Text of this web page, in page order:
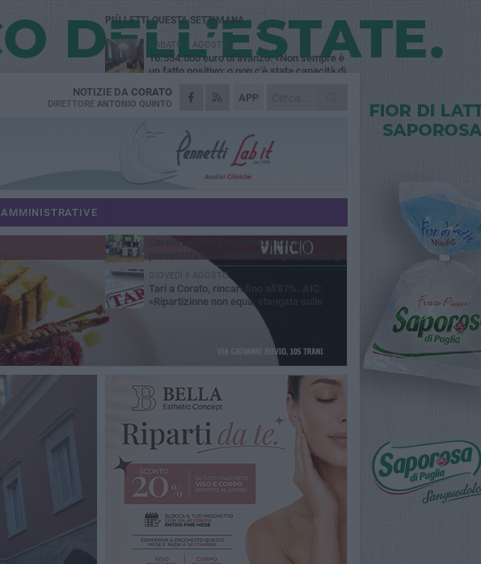
APP
NOTIZIE DA CORATO
DIRETTORE ANTONIO QUINTO
AMMINISTRATIVE
PIÙ LETTI QUESTA SETTIMANA
SABATO 1 AGOSTO
16.554.000 euro di avanzo: «Non sempre è
un fatto positivo: o non c'è stata capacità di
MERCOLEDÌ 5 AGOSTO
Chiuso momentaneamente distributore di
SABATO 1 AGOSTO
Centro storico, l'assessore Marcone
risponde agli esercenti: «Siamo ai nastri di
GIOVEDÌ 6 AGOSTO
Gelato di San Domenico: il gusto che
MERCOLEDÌ 5 AGOSTO
Corato celebra l'eccellenza italiana:
presentata la V edizione di "Aperitivo tra gli
GIOVEDÌ 6 AGOSTO
Tari a Corato, rincari fino all'87%. AIC:
«Ripartizione non equa, stangata sulle
imprese»